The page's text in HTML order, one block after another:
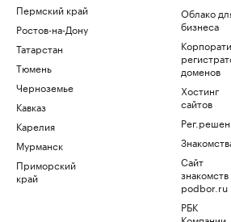
Пермский край
Ростов-на-Дону
Татарстан
Тюмень
Черноземье
Кавказ
Карелия
Мурманск
Приморский
край
Облако
бизнеса
доменов
Хостинг
сайтов
Сайт
знакомств
podbor.ru
РБК